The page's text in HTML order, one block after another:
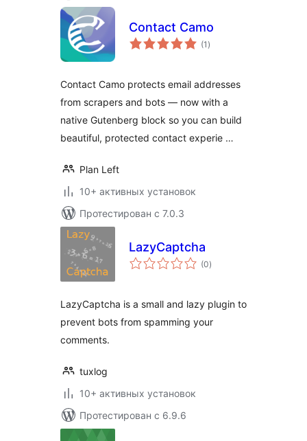
Contact Camo
(1 общий
рейтинг
)
Contact Camo protects email addresses
from scrapers and bots — now with a
native Gutenberg block so you can build
beautiful, protected contact experie …
Plan Left
10+ активных установок
Протестирован с 7.0.3
LazyCaptcha
(0общий
рейтинг
)
LazyCaptcha is a small and lazy plugin to
prevent bots from spamming your
comments.
tuxlog
10+ активных установок
Протестирован с 6.9.6